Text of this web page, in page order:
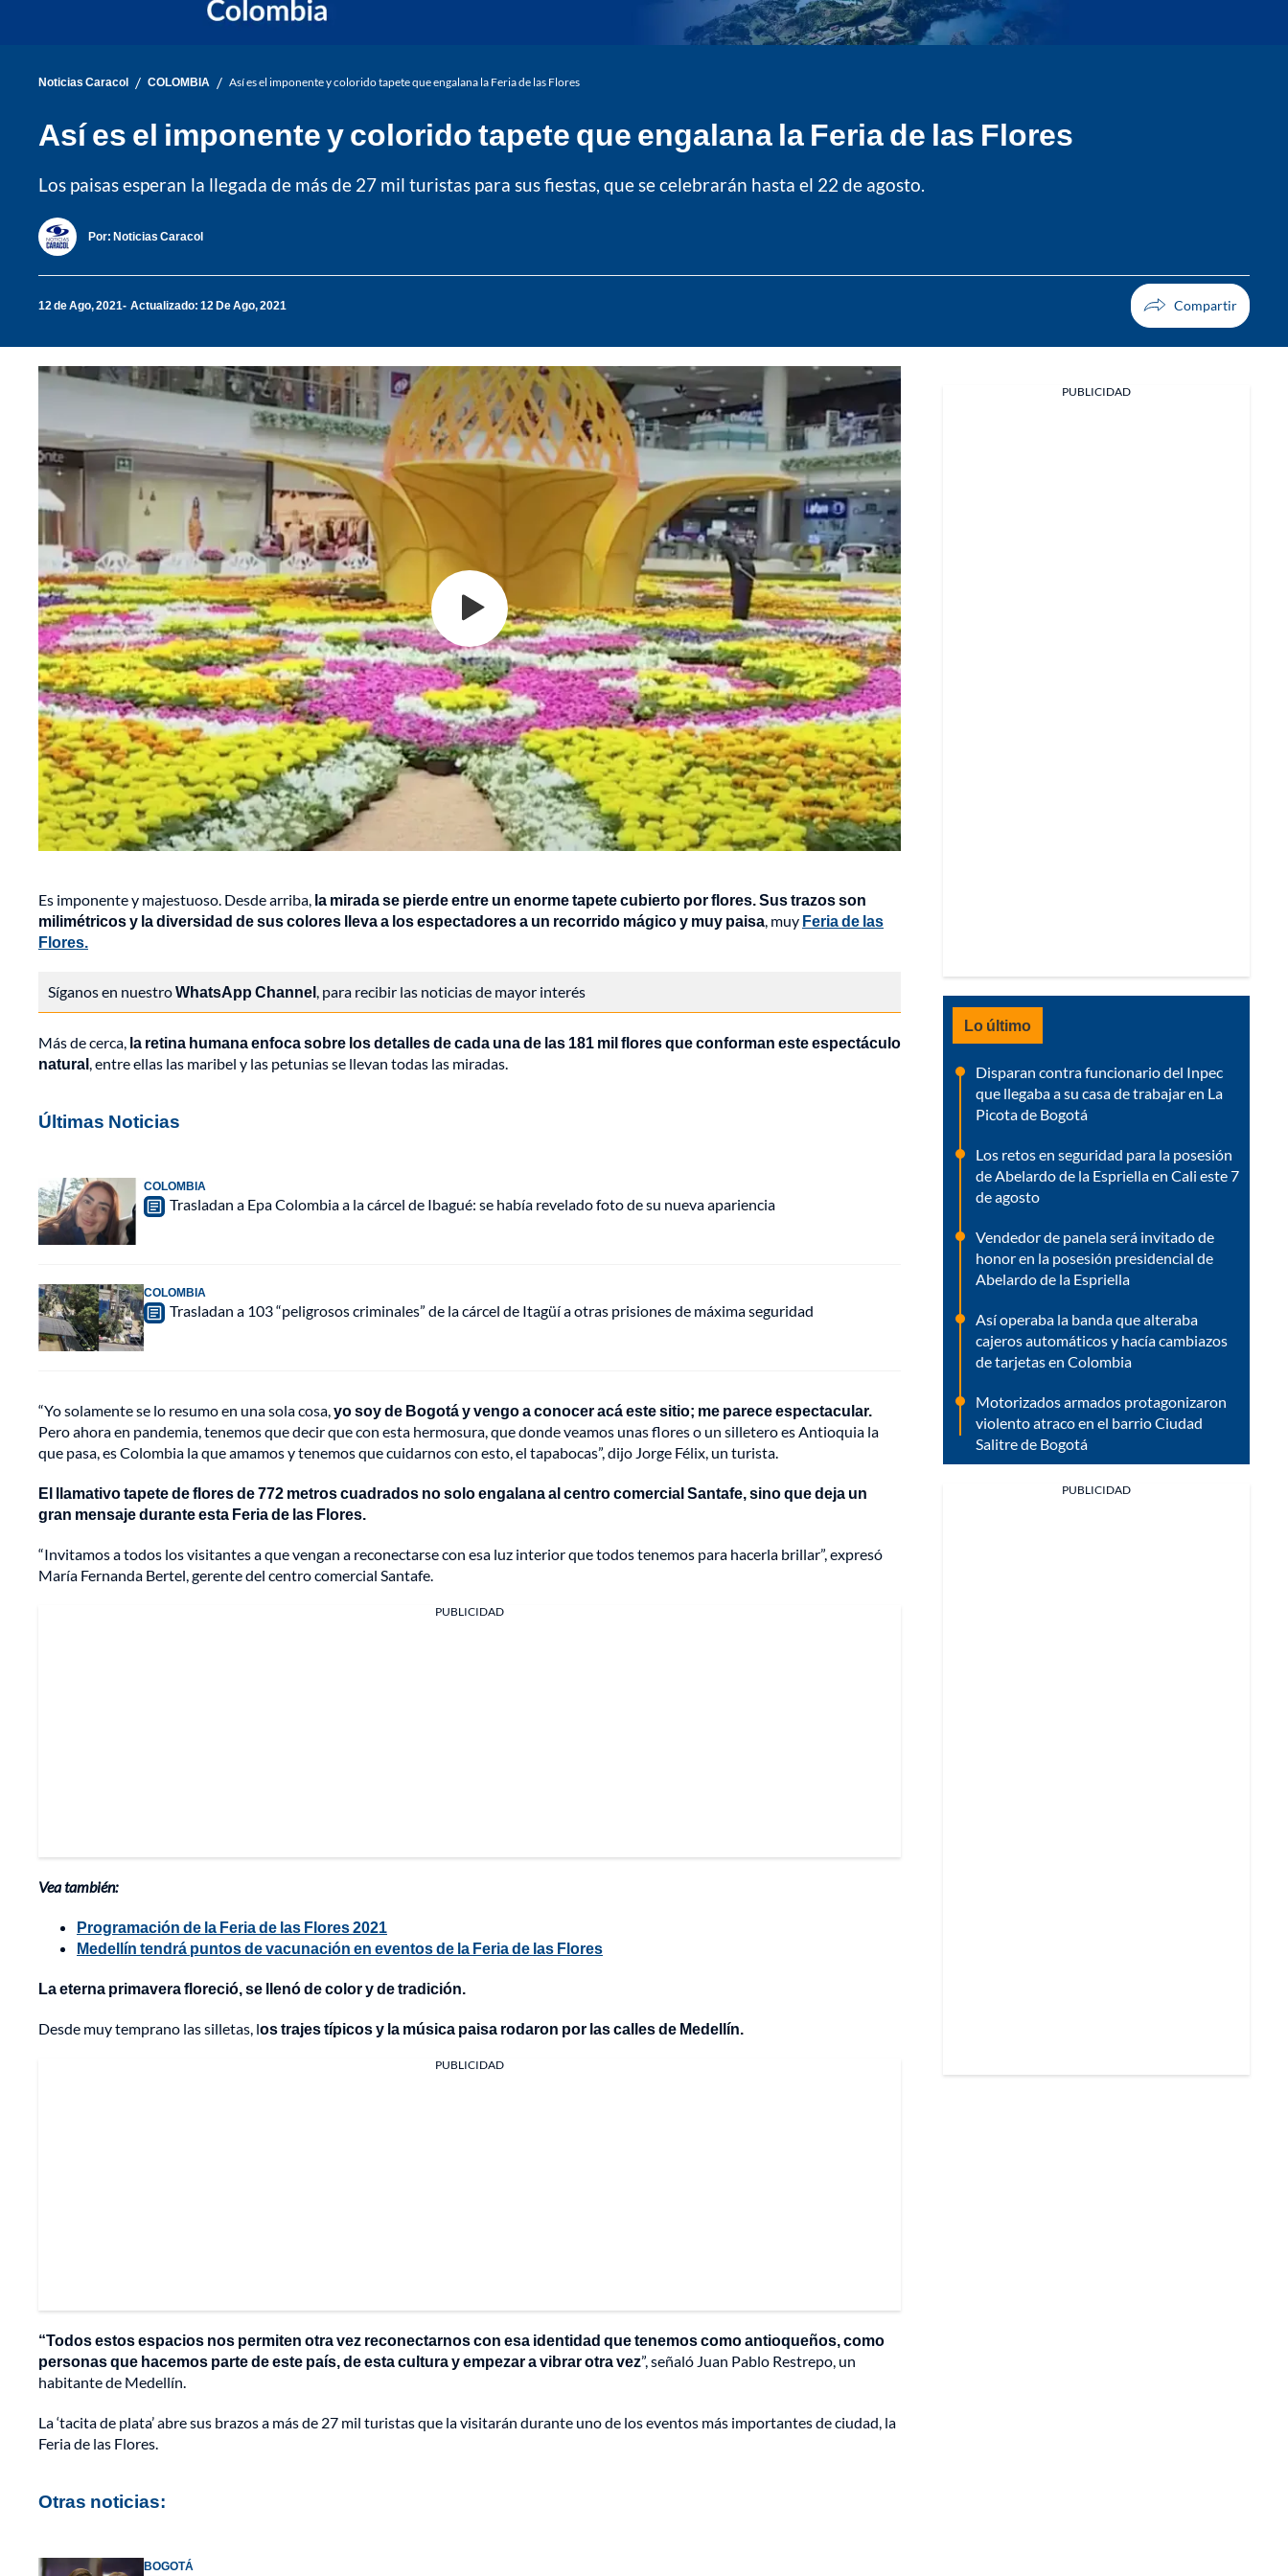
Noticias Caracol / COLOMBIA / Así es el imponente y colorido tapete que engalana la Feria de las Flores
Así es el imponente y colorido tapete que engalana la Feria de las Flores
Los paisas esperan la llegada de más de 27 mil turistas para sus fiestas, que se celebrarán hasta el 22 de agosto.
Por: Noticias Caracol
12 de Ago, 2021 Actualizado: 12 De Ago, 2021
Es imponente y majestuoso. Desde arriba, la mirada se pierde entre un enorme tapete cubierto por flores. Sus trazos son
milimétricos y la diversidad de sus colores lleva a los espectadores a un recorrido mágico y muy paisa, muy Feria de las
Flores.
Síganos en nuestroWhatsApp Channel, para recibir las noticias de mayor interés
Más de cerca, la retina humana enfoca sobre los detalles de cada una de las 181 mil flores que conforman este espectáculo
natural, entre ellas las maribel y las petunias se llevan todas las miradas.
Últimas Noticias
COLOMBIA
Trasladan a Epa Colombia a la cárcel de Ibagué: se había revelado foto de su nueva apariencia
COLOMBIA
Trasladan a 103 “peligrosos criminales” de la cárcel de Itagüí a otras prisiones de máxima seguridad
“Yo solamente se lo resumo en una sola cosa,yo soy de Bogotá y vengo a conocer acá este sitio; me parece espectacular.
Pero ahora en pandemia, tenemos que decir que con esta hermosura, que donde veamos unas flores o un silletero es Antioquia la
que pasa, es Colombia la que amamos y tenemos que cuidarnos con esto, el tapabocas”, dijo Jorge Félix, un turista.
El llamativo tapete de flores de 772 metros cuadrados no solo engalana al centro comercial Santafe, sino que deja un
gran mensaje durante esta Feria de las Flores.
“Invitamos a todos los visitantes a que vengan a reconectarse con esa luz interior que todos tenemos para hacerla brillar”, expresó
María Fernanda Bertel, gerente del centro comercial Santafe.
PUBLICIDAD
Vea también:
Programación de la Feria de las Flores 2021
Medellín tendrá puntos de vacunación en eventos de la Feria de las Flores
La eterna primavera floreció, se llenó de color y de tradición.
Desde muy temprano las silletas, los trajes típicos y la música paisa rodaron por las calles de Medellín.
PUBLICIDAD
“Todos estos espacios nos permiten otra vez reconectarnos con esa identidad que tenemos como antioqueños, como
personas que hacemos parte de este país, de esta cultura y empezar a vibrar otra vez”, señaló Juan Pablo Restrepo, un
habitante de Medellín.
La ‘tacita de plata’ abre sus brazos a más de 27 mil turistas que la visitarán durante uno de los eventos más importantes de ciudad, la
Feria de las Flores.
Otras noticias:
BOGOTÁ
PUBLICIDAD
Lo último
Disparan contra funcionario del Inpec
que llegaba a su casa de trabajar en La
Picota de Bogotá
Los retos en seguridad para la posesión
de Abelardo de la Espriella en Cali este 7
de agosto
Vendedor de panela será invitado de
honor en la posesión presidencial de
Abelardo de la Espriella
Así operaba la banda que alteraba
cajeros automáticos y hacía cambiazos
de tarjetas en Colombia
Motorizados armados protagonizaron
violento atraco en el barrio Ciudad
Salitre de Bogotá
PUBLICIDAD